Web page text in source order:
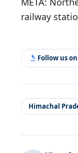
railway
Follow us
Himachal